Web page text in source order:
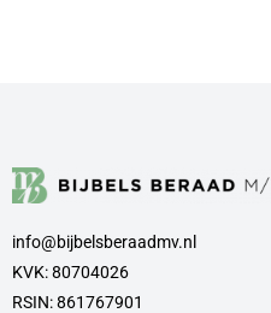
info@bijbelsberaadmv.nl
KVK: 80704026
RSIN: 861767901